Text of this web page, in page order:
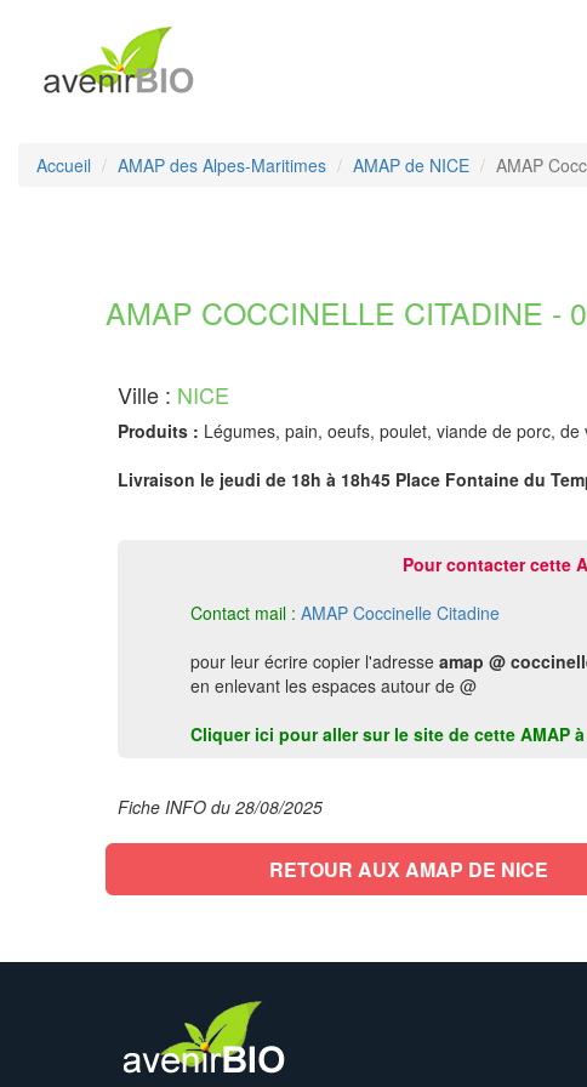
Accueil AMAP des Alpes-Maritimes AMAP de NICE AMAP
AMAP COCCINELLE CITADINE -
Ville : NICE
Produits : Légumes, pain, oeufs, poulet, viande de porc,
Livraison le jeudi de 18h à 18h45 Place Fontaine du
Pour contacter cette
Contact mail : AMAP Coccinelle Citadine
pour leur écrire copier l'adresse amap @
en enlevant les espaces autour de @
Cliquer ici pour aller sur le site de cette AMAP à
Fiche INFO du 28/08/2025
RETOUR AUX AMAP DE NICE